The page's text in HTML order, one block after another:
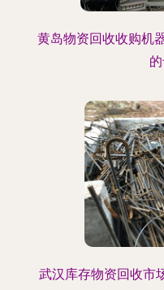
黄岛物资回收收购机
武汉库存物资回收市